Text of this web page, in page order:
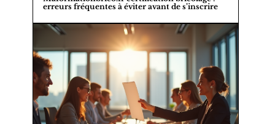
erreurs fréquentes à éviter avant de s’inscrire